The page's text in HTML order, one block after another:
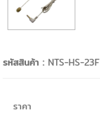
รหัสสินค้า :NTS-HS-23F
ราคา